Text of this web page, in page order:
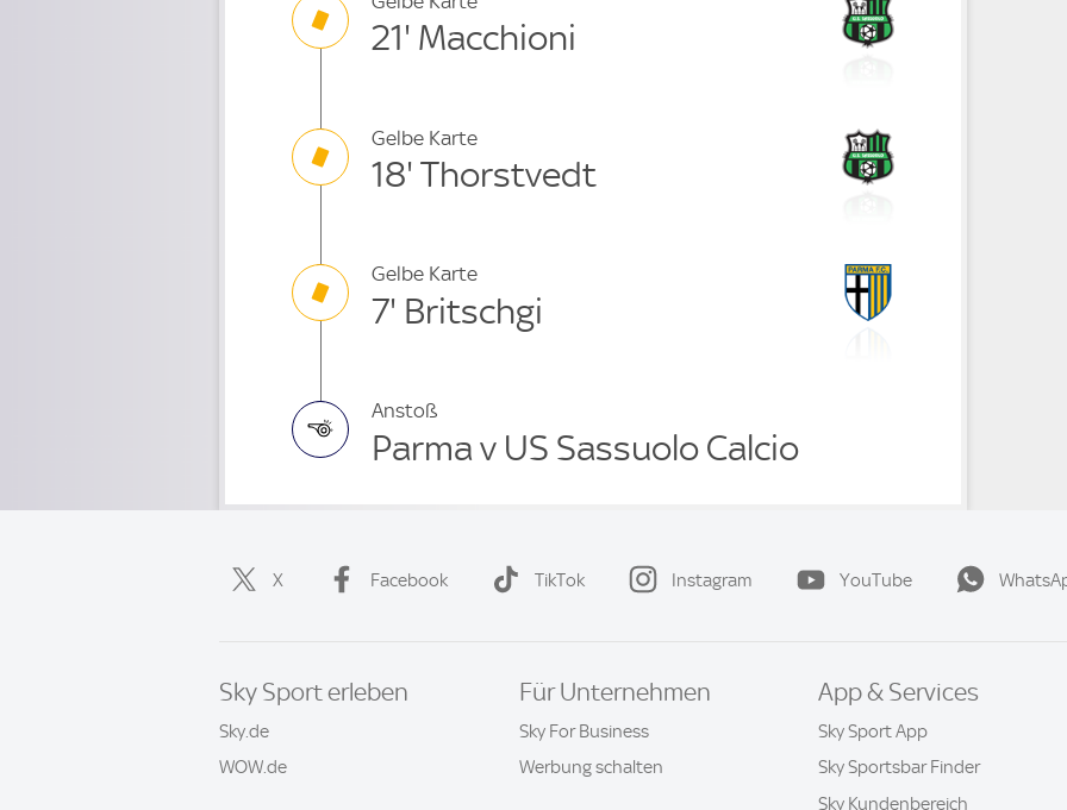
21' Macchioni
Gelbe Karte
18' Thorstvedt
Gelbe Karte
7' Britschgi
Anstoß
Parma v US Sassuolo Calcio
X Facebook TikTok Instagram YouTube
Sky Sport erleben
Sky.de
WOW.de
Für Unternehmen
Sky For Business
Werbung schalten
App & Services
Sky Sport App
Sky Sportsbar Finder
Sky Kundenbereich